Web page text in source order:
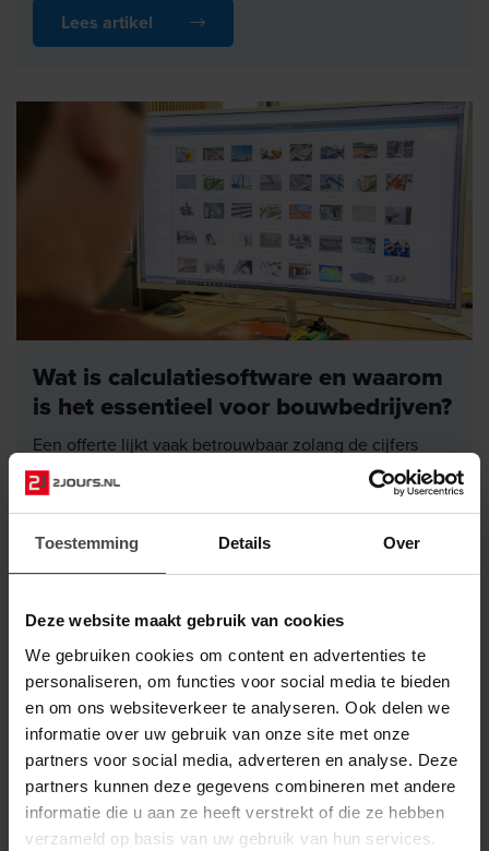
Toestemming Details Over
Deze website maakt gebruik van cookies
We gebruiken cookies om content en advertenties te
personaliseren, om functies voor social media te bieden
en om ons websiteverkeer te analyseren. Ook delen we
informatie over uw gebruik van onze site met onze
partners voor social media, adverteren en analyse. Deze
partners kunnen deze gegevens combineren met andere
informatie die u aan ze heeft verstrekt of die ze hebben
verzameld op basis van uw gebruik van hun services.
Daarom draait het niet alleen om de laagste prijs per
bouwcalculatie. Alleen dan ziet u wat een
materiaalkeuze echt doet met uw projectkosten en
Wie alleen naar de materiaalprijs kijkt, ziet vaak pas
tijdens de uitvoering waar de marge verdwijnt.
Lees artikel
Wat is calculatiesoftware en waarom
is het essentieel voor bouwbedrijven?
Een offerte lijkt vaak betrouwbaar zolang de cijfers
netjes onder elkaar staan. Maar in de bouw zit het risico
juist in wat u niet direct ziet: een oude materiaalprijs,
opslagpercentage of een Excel-formule die ooit is
aangepast.
En precies daar kan marge ongemerkt weglekken.
Calculatiesoftware helpt bouwbedrijven om calculaties,
offertes en marges centraal en controleerbaar op te
bouwen. Niet met losse bestanden of handmatige
formules, maar met één vaste manier van werken. Zo
weet u beter waar uw kostprijs vandaan komt en of een
project financieel klopt voordat het begint.